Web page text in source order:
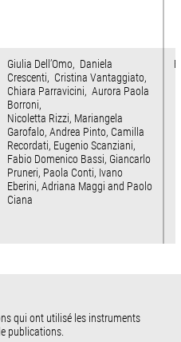
Giulia Dell’Omo, Daniela
Crescenti, Cristina Vantaggiato,
Chiara Parravicini, Aurora Paola
Borroni,
Nicoletta Rizzi, Mariangela
Garofalo, Andrea Pinto, Camilla
Recordati, Eugenio Scanziani,
Fabio Domenico Bassi, Giancarlo
Pruneri, Paola Conti, Ivano
Eberini, Adriana Maggi and Paolo
Ciana
qui ont utilisé les instruments
publications.